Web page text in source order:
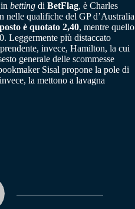
betting di BetFlag, è Charles
nelle qualifiche del GP d’Australia
è quotato 2,40, mentre quello
Leggermente più distaccato
invece, Hamilton, la cui
generale delle scommesse
Sisal propone la pole di
la mettono a lavagna